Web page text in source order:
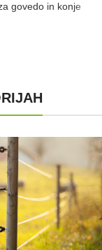
govedo in konje